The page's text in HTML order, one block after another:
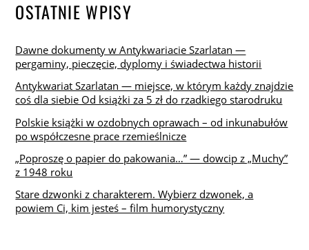
OSTATNIE WPISY
Dawne dokumenty w Antykwariacie Szarlatan —
pergaminy, pieczęcie, dyplomy i świadectwa historii
Antykwariat Szarlatan — miejsce, w którym każdy znajdzie
coś dla siebie Od książki za 5 zł do rzadkiego starodruku
Polskie książki w ozdobnych oprawach – od inkunabułów
po współczesne prace rzemieślnicze
„Poproszę o papier do pakowania…” — dowcip z „Muchy”
z 1948 roku
Stare dzwonki z charakterem. Wybierz dzwonek, a
powiem Ci, kim jesteś – film humorystyczny